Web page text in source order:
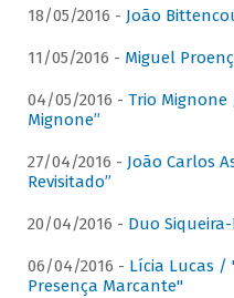
18/05/2016 - João
11/05/2016 - Miguel
04/05/2016 - Trio Mignone
Mignone”
27/04/2016 - João Carlos
Revisitado”
20/04/2016 - Duo
06/04/2016 - Lícia Lucas /
Presença Marcante"